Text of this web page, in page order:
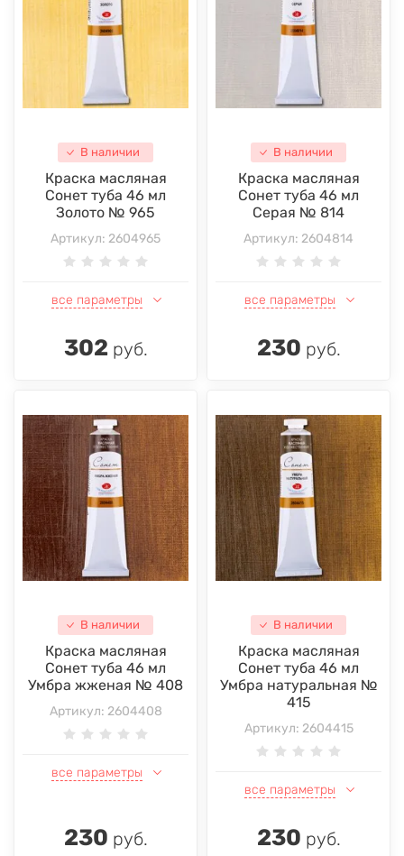
В наличии
Краска масляная
Сонет туба 46 мл
Золото № 965
Артикул: 2604965
все параметры
302руб.
В наличии
Краска масляная
Сонет туба 46 мл
Серая № 814
Артикул: 2604814
все параметры
230 руб.
В наличии
Краска масляная
Сонет туба 46 мл
Умбра жженая № 408
Артикул: 2604408
все параметры
230 руб.
В наличии
Краска масляная
Сонет туба 46 мл
Умбра натуральная №
415
Артикул: 2604415
все параметры
230 руб.